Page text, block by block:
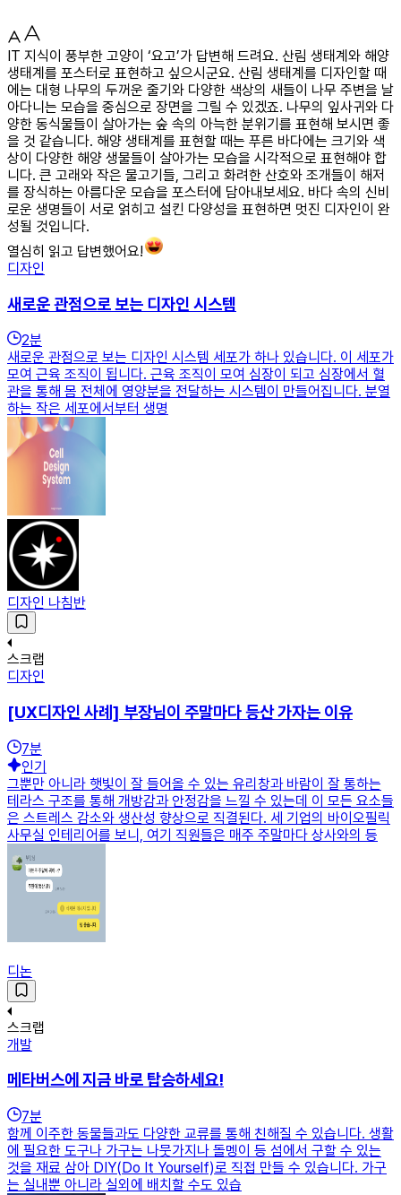
IT 지식이 풍부한 고양이 ‘요고’가 답변해 드려요. 산림 생태계와 해양
생태계를 포스터로 표현하고 싶으시군요. 산림 생태계를 디자인할 때
에는 대형 나무의 두꺼운 줄기와 다양한 색상의 새들이 나무 주변을 날
아다니는 모습을 중심으로 장면을 그릴 수 있겠죠. 나무의 잎사귀와 다
양한 동식물들이 살아가는 숲 속의 아늑한 분위기를 표현해 보시면 좋
을 것 같습니다. 해양 생태계를 표현할 때는 푸른 바다에는 크기와 색
상이 다양한 해양 생물들이 살아가는 모습을 시각적으로 표현해야 합
니다. 큰 고래와 작은 물고기들, 그리고 화려한 산호와 조개들이 해저
를 장식하는 아름다운 모습을 포스터에 담아내보세요. 바다 속의 신비
로운 생명들이 서로 얽히고 설킨 다양성을 표현하면 멋진 디자인이 완
성될 것입니다.
열심히 읽고 답변했어요!
디자인
새로운 관점으로 보는 디자인 시스템
2분
새로운 관점으로 보는 디자인 시스템 세포가 하나 있습니다. 이 세포가
모여 근육 조직이 됩니다. 근육 조직이 모여 심장이 되고 심장에서 혈
관을 통해 몸 전체에 영양분을 전달하는 시스템이 만들어집니다. 분열
하는 작은 세포에서부터 생명
디자인 나침반
스크랩
디자인
[UX디자인 사례] 부장님이 주말마다 등산 가자는 이유
7분
인기
그뿐만 아니라 햇빛이 잘 들어올 수 있는 유리창과 바람이 잘 통하는
테라스 구조를 통해 개방감과 안정감을 느낄 수 있는데 이 모든 요소들
은 스트레스 감소와 생산성 향상으로 직결된다. 세 기업의 바이오필릭
사무실 인테리어를 보니, 여기 직원들은 매주 주말마다 상사와의 등
디논
스크랩
개발
메타버스에 지금 바로 탑승하세요!
7분
함께 이주한 동물들과도 다양한 교류를 통해 친해질 수 있습니다. 생활
에 필요한 도구나 가구는 나뭇가지나 돌멩이 등 섬에서 구할 수 있는
것을 재료 삼아 DIY(Do It Yourself)로 직접 만들 수 있습니다. 가구
는 실내뿐 아니라 실외에 배치할 수도 있습